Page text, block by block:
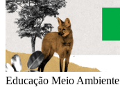
Educação Meio Ambiente